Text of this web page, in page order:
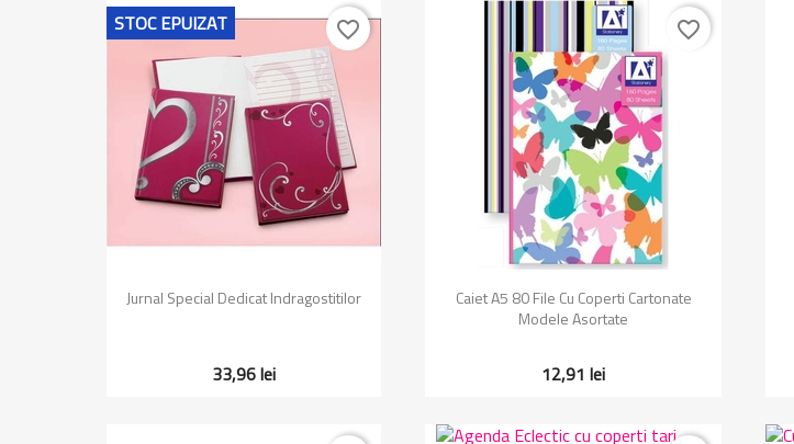
Vizualizare rapida
Jurnal Special Dedicat Indragostitilor
33,96 lei
STOC EPUIZAT favorite_border
Vizualizare rapida
Caiet A5 80 File Cu Coperti Cartonate
Modele Asortate
12,91 lei
favorite_border